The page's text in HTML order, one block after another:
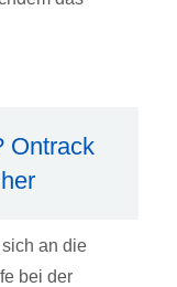
Ontrack
an die
bei der